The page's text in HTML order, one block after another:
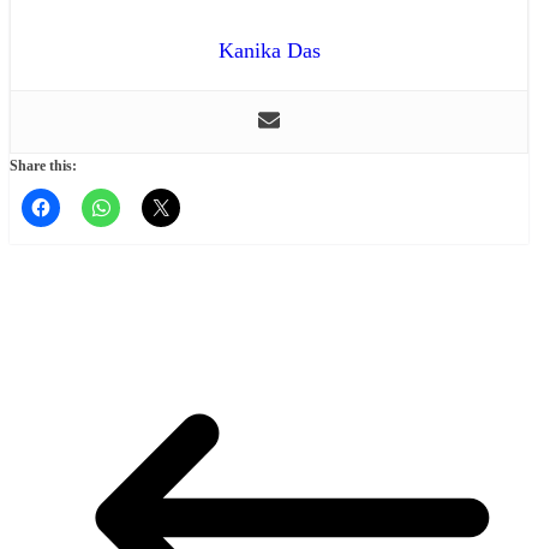
Kanika Das
Share this: